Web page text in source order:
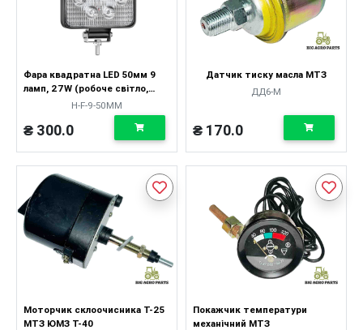
Фара квадратна LED 50мм 9
ламп, 27W (робоче світло,
широкий промінь)
H-F-9-50ММ
₴ 300.0
Датчик тиску масла МТЗ
ДД6-М
₴ 170.0
Моторчик склоочисника Т-25
МТЗ ЮМЗ Т-40
Покажчик температури
механічний МТЗ